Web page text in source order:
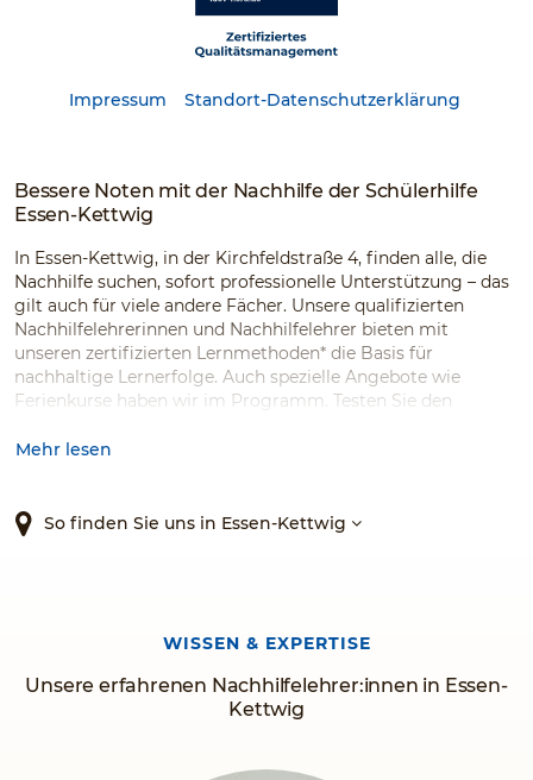
Impressum Standort-Datenschutzerklärung
Bessere Noten mit der Nachhilfe der Schülerhilfe
Essen-Kettwig
In Essen-Kettwig, in der Kirchfeldstraße 4, finden alle, die
Nachhilfe suchen, sofort professionelle Unterstützung – das
gilt auch für viele andere Fächer. Unsere qualifizierten
Nachhilfelehrerinnen und Nachhilfelehrer bieten mit
unseren zertifizierten Lernmethoden* die Basis für
nachhaltige Lernerfolge. Auch spezielle Angebote wie
Ferienkurse haben wir im Programm. Testen Sie den
Mehr lesen
So finden Sie uns in Essen-Kettwig
Unsere erfahrenen Nachhilfelehrer:innen in Essen-
Kettwig
WISSEN & EXPERTISE